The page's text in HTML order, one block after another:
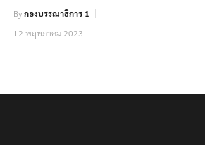
Byกองบรรณาธิการ 1
12 พฤษภาคม 2023